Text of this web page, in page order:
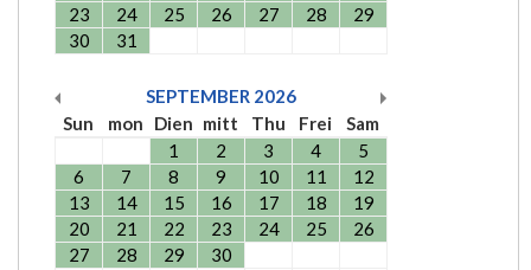
23
24 25 26 27 28
29
30
31
SEPTEMBER 2026
Sun
mon Dien mitt Thu Frei
Sam
1
2 3 4
5
6
7 8 9 10 11
12
13
14 15 16 17 18
19
20
21 22 23 24 25
26
27
28 29 30